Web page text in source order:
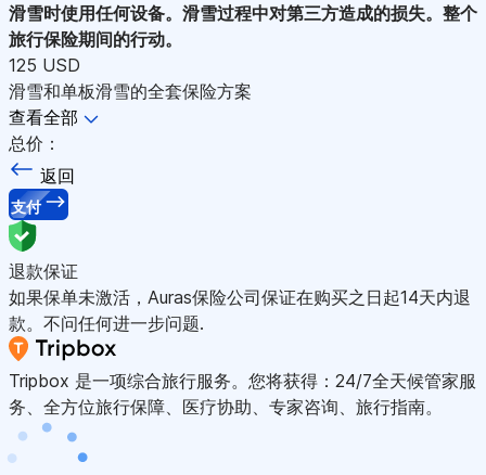
滑雪时使用任何设备。滑雪过程中对第三方造成的损失。整个
旅行保险期间的行动。
125 USD
滑雪和单板滑雪的全套保险方案
查看全部
总价：
返回
支付
退款保证
如果保单未激活，Auras保险公司保证在购买之日起14天内退
款。不问任何进一步问题.
Tripbox 是一项综合旅行服务。您将获得：24/7全天候管家服
务、全方位旅行保障、医疗协助、专家咨询、旅行指南。